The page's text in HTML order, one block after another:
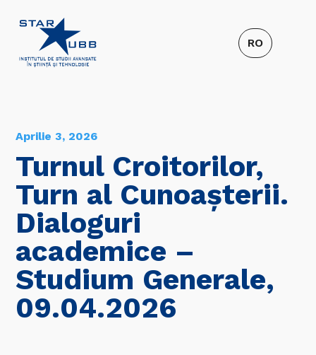
Aprilie 3, 2026
Turnul Croitorilor,
Turn al Cunoașterii.
Dialoguri
academice –
Studium Generale,
09.04.2026